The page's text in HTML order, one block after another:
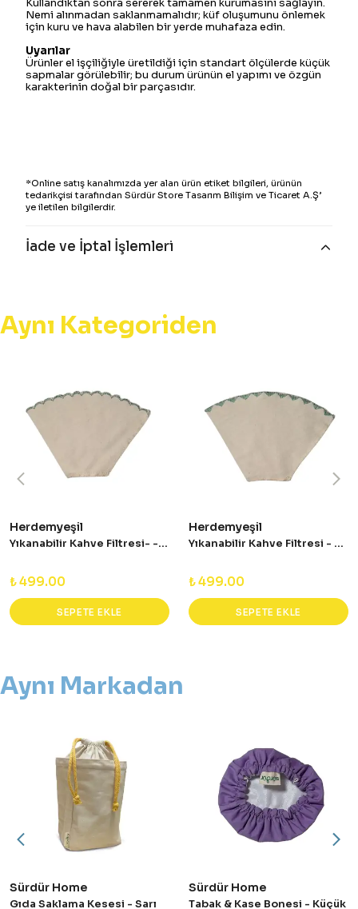
Kullandıktan sonra sererek tamamen kurumasını sağlayın.
Nemi alınmadan saklanmamalıdır; küf oluşumunu önlemek
için kuru ve hava alabilen bir yerde muhafaza edin.
Uyarılar
Ürünler el işçiliğiyle üretildiği için standart ölçülerde küçük
sapmalar görülebilir; bu durum ürünün el yapımı ve özgün
karakterinin doğal bir parçasıdır.
*Online satış kanalımızda yer alan ürün etiket bilgileri, ürünün
tedarikçisi tarafından Sürdür Store Tasarım Bilişim ve Ticaret A.Ş’
ye iletilen bilgilerdir.
İade ve İptal İşlemleri
Aynı Kategoriden
Herdemyeşil
Yıkanabilir Kahve Filtresi- - Dilim Nakış
₺ 499.00
SEPETE EKLE
Herdemyeşil
Yıkanabilir Kahve Filtresi - Üçgen Nakışlı
₺ 499.00
SEPETE EKLE
Aynı Markadan
Sürdür Home
Gıda Saklama Kesesi - Sarı
Sürdür Home
Tabak & Kase Bonesi - Küçük